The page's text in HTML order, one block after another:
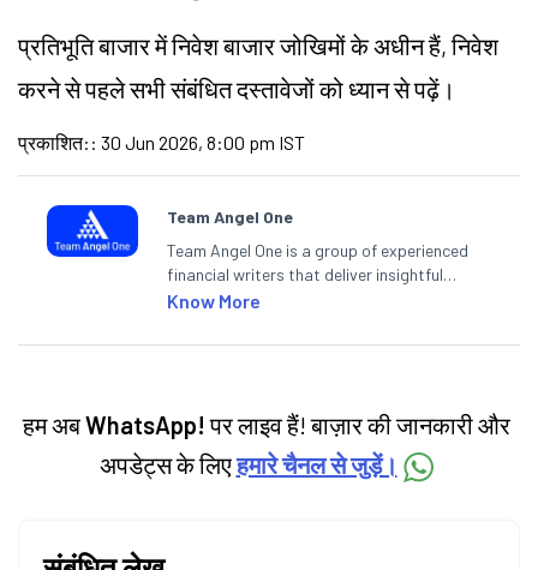
प्रतिभूति बाजार में निवेश बाजार जोखिमों के अधीन हैं, निवेश
करने से पहले सभी संबंधित दस्तावेजों को ध्यान से पढ़ें।
प्रकाशित: : 30 Jun 2026, 8:00 pm IST
Team Angel One
Team Angel One is a group of experienced
financial writers that deliver insightful
articles on the stock market, IPO, economy,
categories.
Know More
हम अबWhatsApp! पर लाइव हैं! बाज़ार की जानकारी और
अपडेट्स के लिएहमारे चैनल से जुड़ें।